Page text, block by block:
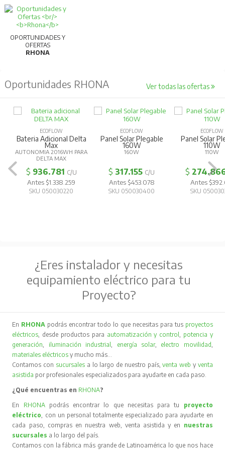
Para más información, consultar la ficha
técnica.
OPORTUNIDADES Y
OFERTAS
RHONA
Oportunidades RHONA Ver todas las ofertas
ECOFLOW
Bateria Adicional Delta
Max
AUTONOMIA 2016WH PARA
DELTA MAX
$ 936.781 C/U
Antes $1.338.259
SKU 050030220
ECOFLOW
Panel Solar Plegable
160W
160W
$ 317.155 C/U
Antes $453.078
SKU 050030400
ECOFLOW
Panel Solar
110W
110W
$
Antes
SKU
¿Eres instalador y necesitas
equipamiento eléctrico para tu
Proyecto?
En RHONA podrás encontrar todo lo que necesitas para tus proyectos
eléctricos, desde productos para automatización y control, potencia y
generación, iluminación industrial, energía solar, electro movilidad,
materiales eléctricos y mucho más…
Contamos con sucursales a lo largo de nuestro país,venta web y venta
asistida por profesionales especializados para ayudarte en cada paso.
¿Qué encuentras en RHONA?
En RHONA podrás encontrar lo que necesitas para tu proyecto
eléctrico, con un personal totalmente especializado para ayudarte en
cada paso, compras en nuestra web, venta asistida y en nuestras
sucursales a lo largo del país.
Contamos con la fábrica más grande de Latinoamérica lo que nos hace